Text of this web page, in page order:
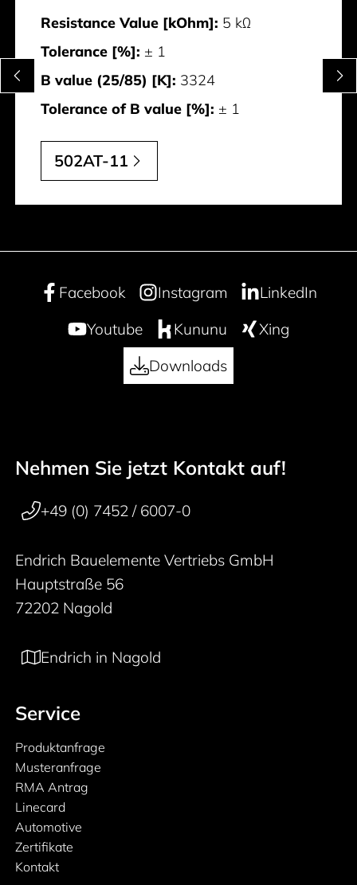
Resistance Value [kOhm]: 5 kΩ
Tolerance [%]: ± 1
B value (25/85) [K]: 3324
Tolerance of B value [%]: ± 1
502AT-11
Facebook Instagram
LinkedIn
Youtube
Kununu
Xing
Downloads
50 years
Footer navigation
Nehmen Sie jetzt Kontakt auf!
+49 (0) 7452 / 6007-0
Endrich Bauelemente Vertriebs GmbH
Hauptstraße 56
72202 Nagold
Endrich in Nagold
Service
Produktanfrage
Musteranfrage
RMA Antrag
Linecard
Automotive
Zertifikate
Kontakt